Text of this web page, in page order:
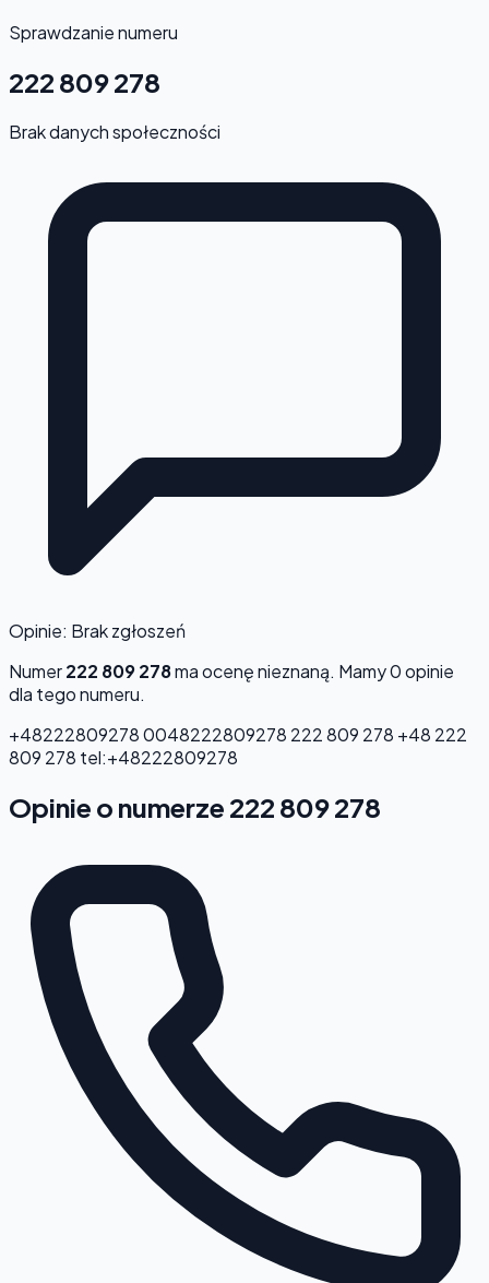
Sprawdzanie numeru
222 809 278
Brak danych społeczności
Opinie: Brak zgłoszeń
Numer222 809 278ma ocenęnieznaną. Mamy 0 opinie
dla tego numeru.
+482228092780048222809278 222 809 278 +48 222
809 278 tel:+48222809278
Opinie o numerze 222 809 278